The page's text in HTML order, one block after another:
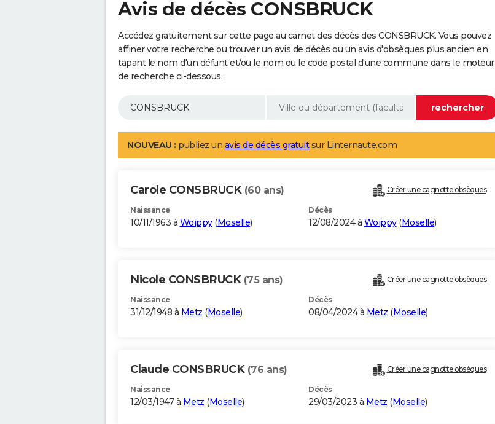
Avis de décès CONSBRUCK
Accédez gratuitement sur cette page au carnet des décès des CONSBRUCK. Vous pouvez
affiner votre recherche ou trouver un avis de décès ou un avis d'obsèques plus ancien en
tapant le nom d'un défunt et/ou le nom ou le code postal d'une commune dans le moteur
de recherche ci-dessous.
NOUVEAU : publiez un avis de décès gratuitsur Linternaute.com
Carole CONSBRUCK (60 ans) Créer une cagnotte obsèques
Naissance
10/11/1963 à Woippy(Moselle)
Décès
12/08/2024 à Woippy(Moselle)
Nicole CONSBRUCK (75 ans) Créer une cagnotte obsèques
Naissance
31/12/1948 à Metz (Moselle)
Décès
08/04/2024 à Metz (Moselle)
Claude CONSBRUCK (76 ans) Créer une cagnotte obsèques
Naissance
12/03/1947 à Metz (Moselle)
Décès
29/03/2023 à Metz (Moselle)